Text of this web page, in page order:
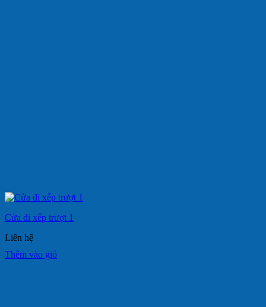
Cửa đi xếp trượt 1
Liên hệ
Thêm vào giỏ